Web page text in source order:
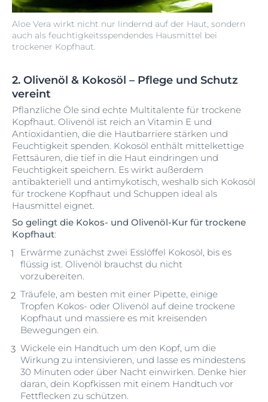
Aloe Vera wirkt nicht nur lindernd auf der Haut, sondern
auch als feuchtigkeitsspendendes Hausmittel bei
trockener Kopfhaut.
2. Olivenöl & Kokosöl – Pflege und Schutz
vereint
Pflanzliche Öle sind echte Multitalente für trockene
Kopfhaut. Olivenöl ist reich an Vitamin E und
Antioxidantien, die die Hautbarriere stärken und
Feuchtigkeit spenden. Kokosöl enthält mittelkettige
Fettsäuren, die tief in die Haut eindringen und
Feuchtigkeit speichern. Es wirkt außerdem
antibakteriell und antimykotisch, weshalb sich Kokosöl
für trockene Kopfhaut und Schuppen ideal als
Hausmittel eignet.
So gelingt die Kokos- und Olivenöl-Kur für trockene
Kopfhaut:
Erwärme zunächst zwei Esslöffel Kokosöl, bis es
flüssig ist. Olivenöl brauchst du nicht
vorzubereiten.
Träufele, am besten mit einer Pipette, einige
Tropfen Kokos- oder Olivenöl auf deine trockene
Kopfhaut und massiere es mit kreisenden
Bewegungen ein.
Wickele ein Handtuch um den Kopf, um die
Wirkung zu intensivieren, und lasse es mindestens
30 Minuten oder über Nacht einwirken. Denke hier
daran, dein Kopfkissen mit einem Handtuch vor
Fettflecken zu schützen.